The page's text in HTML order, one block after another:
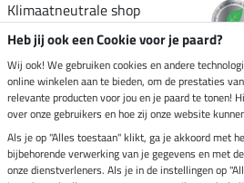
Klimaatneutrale shop
Verzending per
Veilig betalen met
Heb jij ook een Cookie voor je paard?
Wij ook! We gebruiken cookies en andere
online winkelen aan te bieden, om de prestaties
relevante producten voor jou en je paard te tonen!
over onze gebruikers en hoe zij onze website
Als je op "Alles toestaan" klikt, ga je akkoord met
bijbehorende verwerking van je gegevens en met
onze dienstverleners. Als je in de instellingen op